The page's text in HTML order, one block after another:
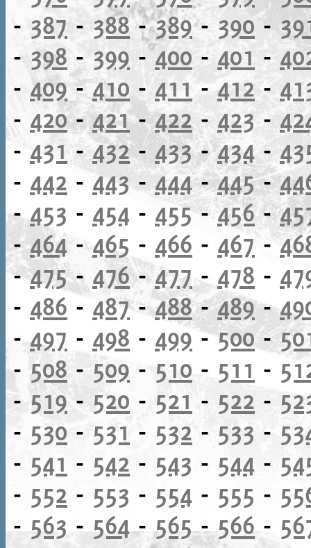
- 387 - 388-389- 390 -
-398 -399 -400 - 401 -
- 409-410 -411-412 -
- 420-421-422 - 423-
- 431 -432- 433-434-
- 442 -443-444-445-
-453 - 454 - 455-456-
-464-465 - 466 - 467-
-475- 476-477- 478 -
- 486 - 487-488-489-
-497 - 498 - 499-500-
- 508 -509 - 510 - 511 -
-519-520 - 521 - 522 -
- 530 - 531 - 532 - 533 -
- 541 - 542 - 543 - 544 -
- 552 - 553 - 554 - 555 -
- 563 -564-565-566-